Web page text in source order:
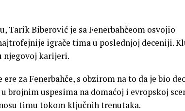
Tarik Biberović je sa Fenerbahčeom osvojio
igrače tima u poslednjoj deceniji.
njegovoj karijeri.
za Fenerbahče, s obzirom na to da je bio
brojnim uspesima na domaćoj i evropskoj
timu tokom ključnih trenutaka.